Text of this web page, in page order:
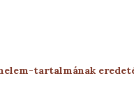
tartalmának